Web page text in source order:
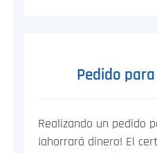
Pedido
Realizando un pedido
¡ahorrará dinero! El